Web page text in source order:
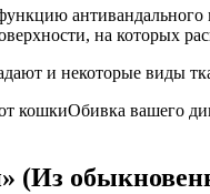
на которых
и некоторые виды
кошкиОбивка вашего